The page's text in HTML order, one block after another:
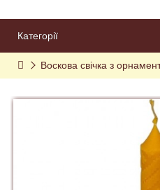
Категорії
Воскова свічка з